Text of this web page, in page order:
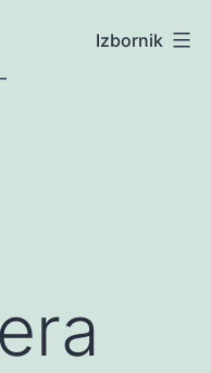
Izbornik